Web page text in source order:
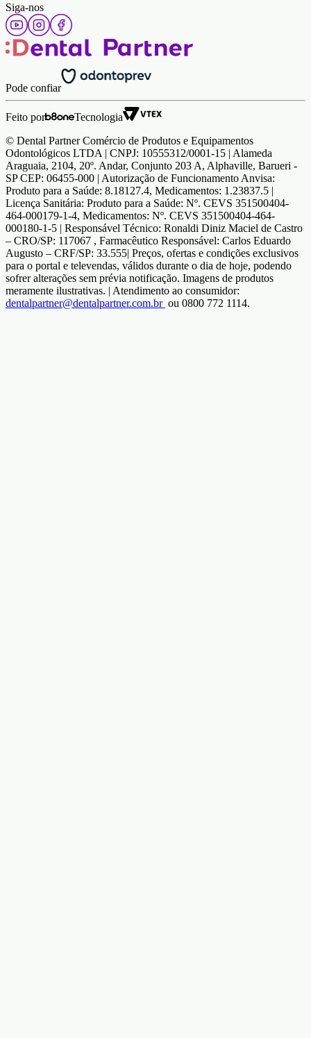
Siga-nos
Pode confiar
Feito por
Tecnologia
© Dental Partner Comércio de Produtos e Equipamentos
Odontológicos LTDA | CNPJ: 10555312/0001-15 | Alameda
Araguaia, 2104, 20º. Andar, Conjunto 203 A, Alphaville, Barueri -
SP CEP: 06455-000 | Autorização de Funcionamento Anvisa:
Produto para a Saúde: 8.18127.4, Medicamentos: 1.23837.5 |
Licença Sanitária: Produto para a Saúde: Nº. CEVS 351500404-
464-000179-1-4, Medicamentos: Nº. CEVS 351500404-464-
000180-1-5 | Responsável Técnico: Ronaldi Diniz Maciel de Castro
– CRO/SP: 117067 , Farmacêutico Responsável: Carlos Eduardo
Augusto – CRF/SP: 33.555| Preços, ofertas e condições exclusivos
para o portal e televendas, válidos durante o dia de hoje, podendo
sofrer alterações sem prévia notificação. Imagens de produtos
meramente ilustrativas. | Atendimento ao consumidor:
dentalpartner@dentalpartner.com.br ou 0800 772 1114.